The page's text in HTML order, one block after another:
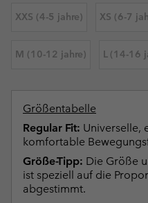
XXS (4-5 jahre) XS (6-7
M (10-12 jahre) L (14-16
Größentabelle
Regular Fit: Universelle,
komfortable
Größe-Tipp: Die Größe
ist speziell auf die
abgestimmt.